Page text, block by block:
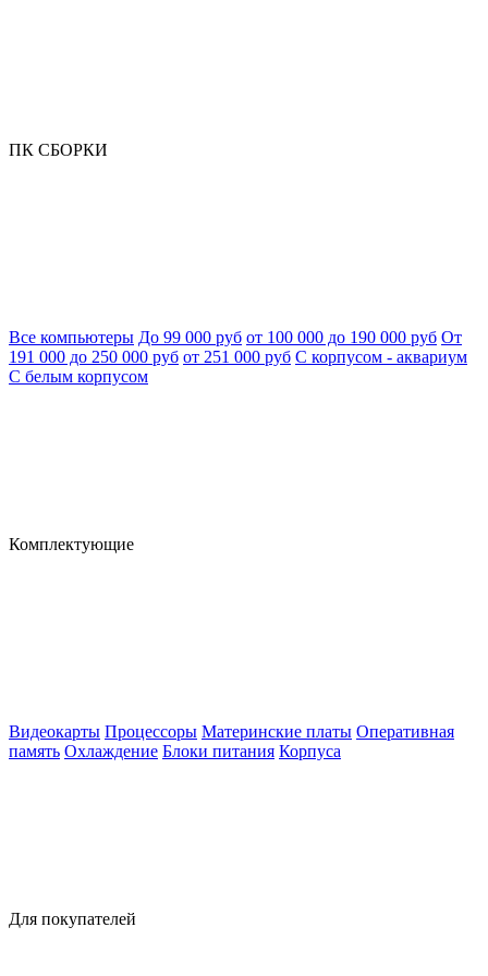
ПК СБОРКИ
Все компьютеры До 99 000 руб от 100 000 до 190 000 руб От
191 000 до 250 000 руб от 251 000 руб С корпусом - аквариум
С белым корпусом
Комплектующие
Видеокарты Процессоры Материнские платы Оперативная
память Охлаждение Блоки питания Корпуса
Для покупателей